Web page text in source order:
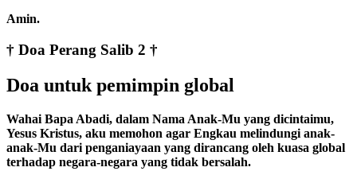
Amin.
† Doa Perang Salib 2 †
Doa untuk pemimpin global
Wahai Bapa Abadi, dalam Nama Anak-Mu yang dicintaimu,
Yesus Kristus, aku memohon agar Engkau melindungi anak-
anak-Mu dari penganiayaan yang dirancang oleh kuasa global
terhadap negara-negara yang tidak bersalah.